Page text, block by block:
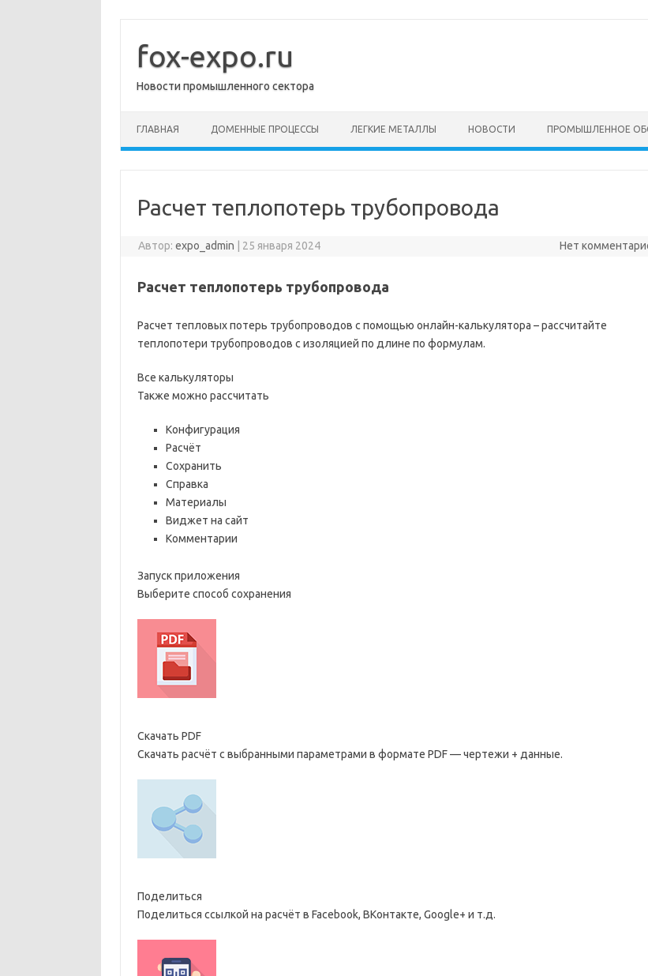
содержимому
fox-expo.ru
Новости промышленного сектора
ГЛАВНАЯ ДОМЕННЫЕ ПРОЦЕССЫ ЛЕГКИЕ МЕТАЛЛЫ НОВОСТИ ПРОМЫШЛЕННОЕ
Расчет теплопотерь трубопровода
Автор:expo_admin 25 января 2024 Нет
Расчет теплопотерь трубопровода
Расчет тепловых потерь трубопроводов с помощью онлайн-калькулятора – рассчитайте
теплопотери трубопроводов с изоляцией по длине по формулам.
Все калькуляторы
Также можно рассчитать
Конфигурация
Расчёт
Сохранить
Справка
Материалы
Виджет на сайт
Комментарии
Запуск приложения
Выберите способ сохранения
Скачать PDF
Скачать расчёт с выбранными параметрами в формате PDF — чертежи + данные.
Поделиться
Поделиться ссылкой на расчёт в Facebook, ВКонтакте, Google+ и т.д.